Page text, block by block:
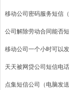
移动公司密码服务短信
公司解除劳动合同能否
移动公司一个小时可以
天天被网贷公司短信电
点集短信公司（电脑发送